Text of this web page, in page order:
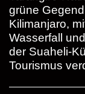
grüne
Kilimanjaro,
Wasserfall
der Suaheli-
Tourismus